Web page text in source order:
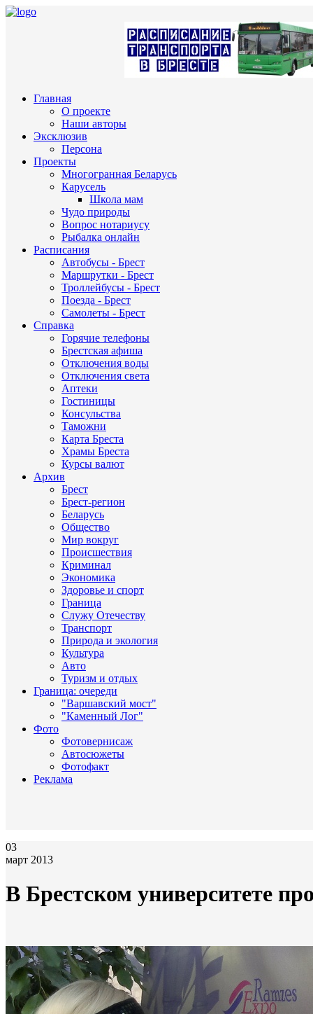
Главная
О проекте
Наши авторы
Эксклюзив
Персона
Проекты
Многогранная Беларусь
Карусель
Школа мам
Чудо природы
Вопрос нотариусу
Рыбалка онлайн
Расписания
Автобусы - Брест
Маршрутки - Брест
Троллейбусы - Брест
Поезда - Брест
Самолеты - Брест
Справка
Горячие телефоны
Брестская афиша
Отключения воды
Отключения света
Аптеки
Гостиницы
Консульства
Таможни
Карта Бреста
Храмы Бреста
Курсы валют
Архив
Брест
Брест-регион
Беларусь
Общество
Мир вокруг
Происшествия
Криминал
Экономика
Здоровье и спорт
Граница
Служу Отечеству
Транспорт
Природа и экология
Культура
Авто
Туризм и отдых
Граница: очереди
"Варшавский мост"
"Каменный Лог"
Фото
Фотовернисаж
Автосюжеты
Фотофакт
Реклама
03
март 2013
В Брестском университете